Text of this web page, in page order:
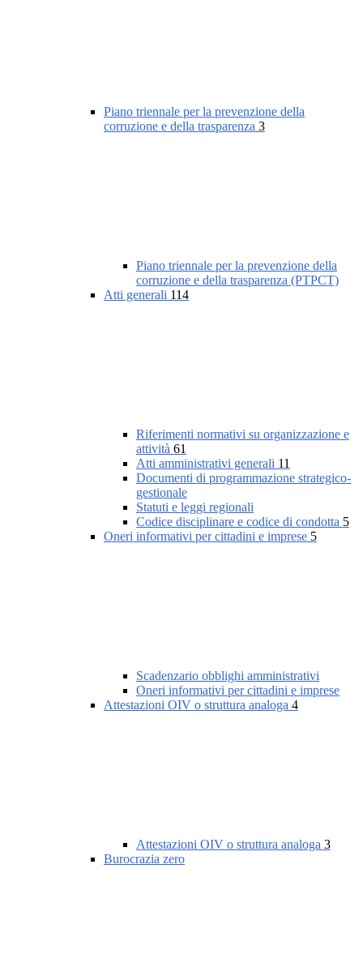
Piano triennale per la prevenzione della
corruzione e della trasparenza 3
Piano triennale per la prevenzione della
corruzione e della trasparenza (PTPCT)
Atti generali 114
Riferimenti normativi su organizzazione e
attività 61
Atti amministrativi generali 11
Documenti di programmazione strategico-
gestionale
Statuti e leggi regionali
Codice disciplinare e codice di condotta 5
Oneri informativi per cittadini e imprese 5
Scadenzario obblighi amministrativi
Oneri informativi per cittadini e imprese
Attestazioni OIV o struttura analoga 4
Attestazioni OIV o struttura analoga 3
Burocrazia zero